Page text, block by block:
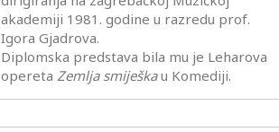
akademiji 1981. godine u razredu prof.
Igora Gjadrova.
Diplomska predstava bila mu je Leharova
opereta Zemlja smiješkau Komediji.